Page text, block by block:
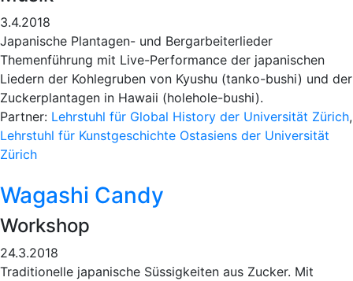
3.4.2018
Japanische Plantagen- und Bergarbeiterlieder
Themenführung mit Live-Performance der japanischen
Liedern der Kohlegruben von Kyushu (tanko-bushi) und der
Zuckerplantagen in Hawaii (holehole-bushi).
Partner: Lehrstuhl für Global History der Universität Zürich,
Lehrstuhl für Kunstgeschichte Ostasiens der Universität
Zürich
Wagashi Candy
Workshop
24.3.2018
Traditionelle japanische Süssigkeiten aus Zucker. Mit